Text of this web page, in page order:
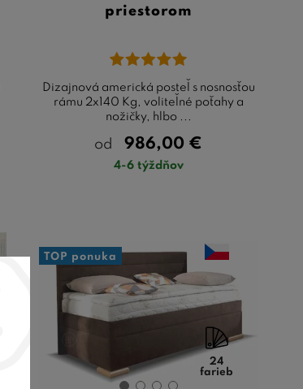
priestorom
Dizajnová americká posteľ s nosnosťou
rámu 2x140 Kg, voliteľné poťahy a
nožičky, hlbo ...
od 986,00 €
4-6 týždňov
TOP ponuka
24
farieb